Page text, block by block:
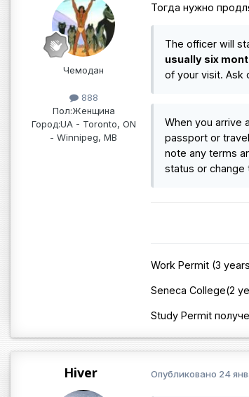
Чемодан
888
Пол:Женщина
Город:UA - Toronto, ON
- Winnipeg, MB
Тогда нужно
The officer will
usually six
of your visit. Ask
When you arrive
passport or
note any terms
status or change
Work Permit (3
Seneca College(2
Study Permit
Hiver Опубликовано 24